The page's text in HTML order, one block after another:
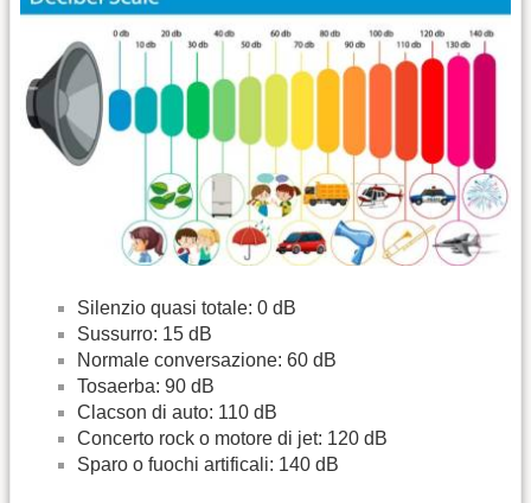
Silenzio quasi totale: 0 dB
Sussurro: 15 dB
Normale conversazione: 60 dB
Tosaerba: 90 dB
Clacson di auto: 110 dB
Concerto rock o motore di jet: 120 dB
Sparo o fuochi artificali: 140 dB